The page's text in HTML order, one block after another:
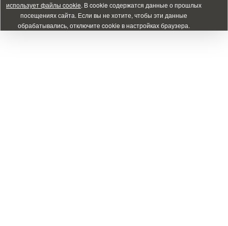
использует файлы cookie. В cookie содержатся данные о прошлых
посещениях сайта. Если вы не хотите, чтобы эти данные
обрабатывались, отключите cookie в настройках браузера.